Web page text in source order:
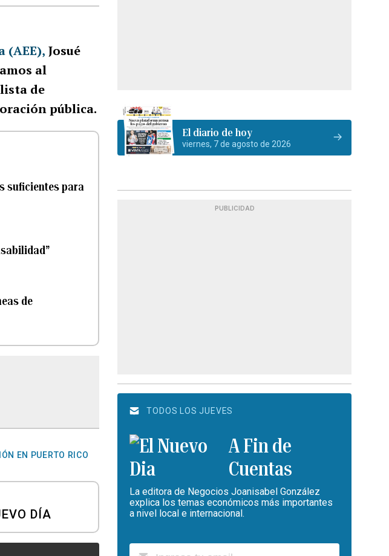
(AEE), Josué
al
de
pública.
suficientes para
de
EN PUERTO RICO
DÍA
El diario de hoy
viernes, 7 de agosto de 2026
PUBLICIDAD
TODOS LOS JUEVES
A Fin de
Cuentas
La editora de Negocios Joanisabel González
explica los temas económicos más importantes
a nivel local e internacional.